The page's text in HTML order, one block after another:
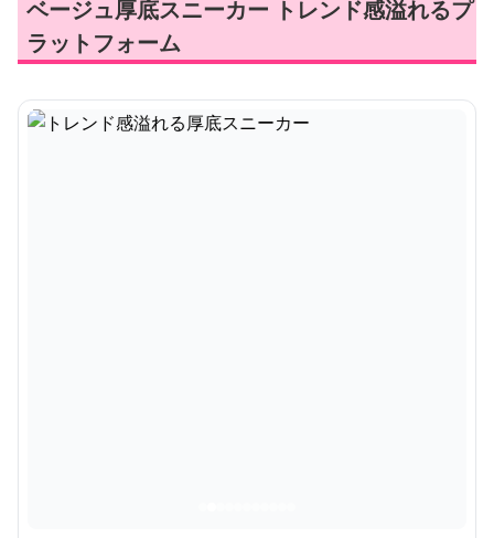
ベージュ厚底スニーカー トレンド感溢れるプ
ラットフォーム